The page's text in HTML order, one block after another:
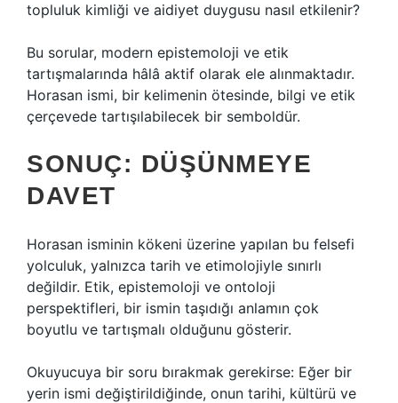
topluluk kimliği ve aidiyet duygusu nasıl etkilenir?
Bu sorular, modern epistemoloji ve etik
tartışmalarında hâlâ aktif olarak ele alınmaktadır.
Horasan ismi, bir kelimenin ötesinde, bilgi ve etik
çerçevede tartışılabilecek bir semboldür.
SONUÇ: DÜŞÜNMEYE
DAVET
Horasan isminin kökeni üzerine yapılan bu felsefi
yolculuk, yalnızca tarih ve etimolojiyle sınırlı
değildir. Etik, epistemoloji ve ontoloji
perspektifleri, bir ismin taşıdığı anlamın çok
boyutlu ve tartışmalı olduğunu gösterir.
Okuyucuya bir soru bırakmak gerekirse: Eğer bir
yerin ismi değiştirildiğinde, onun tarihi, kültürü ve